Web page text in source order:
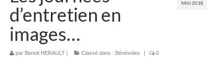
Challenges TS 16
Bilan des championnats
Bénévoles
MAI 2018
d’entretien en
images…
par Benoit HERAULT | Classé dans : Bénévoles | 0